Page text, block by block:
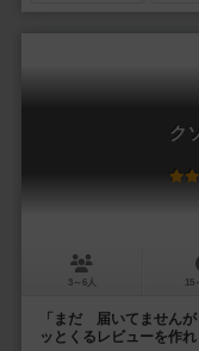
ク
3～6人 15
「まだ 届いてません
ッとくるレビューを作れ